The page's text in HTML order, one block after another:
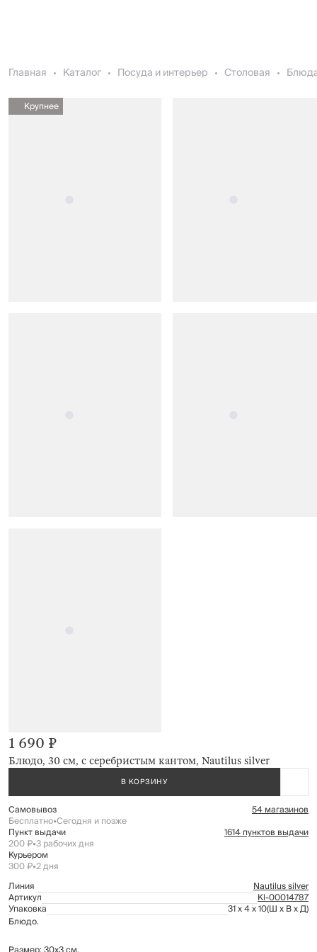
Главная Каталог Посуда и интерьер Столовая
Крупнее
Блюдо, 30 см, с серебристым кантом, Nautilus silver
1 690 ₽
В КОРЗИНУ
Самовывоз 54 магазинов
Бесплатно•Сегодня и позже
Пункт выдачи 1614 пунктов выдачи
200 ₽•3 рабочих дня
Курьером
300 ₽•2 дня
Линия
Nautilus silver
Артикул Kl-00014787
Упаковка 31 x 4 x 10(Ш x В x Д)
Блюдо.